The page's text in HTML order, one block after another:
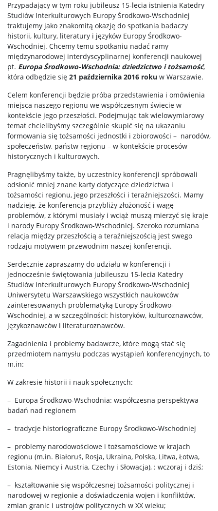
Przypadający w tym roku jubileusz 15-lecia istnienia Katedry
Studiów Interkulturowych Europy Środkowo-Wschodniej
traktujemy jako znakomitą okazję do spotkania badaczy
historii, kultury, literatury i języków Europy Środkowo-
Wschodniej. Chcemy temu spotkaniu nadać ramy
międzynarodowej interdyscyplinarnej konferencji naukowej
pt. Europa Środkowo-Wschodnia: dziedzictwo i tożsamość,
która odbędzie się 21 października 2016 roku w Warszawie.
Celem konferencji będzie próba przedstawienia i omówienia
miejsca naszego regionu we współczesnym świecie w
kontekście jego przeszłości. Podejmując tak wielowymiarowy
temat chcielibyśmy szczególnie skupić się na ukazaniu
formowania się tożsamości jednostki i zbiorowości – narodów,
społeczeństw, państw regionu – w kontekście procesów
historycznych i kulturowych.
Pragnęlibyśmy także, by uczestnicy konferencji spróbowali
odsłonić mniej znane karty dotyczące dziedzictwa i
tożsamości regionu, jego przeszłości i teraźniejszości. Mamy
nadzieję, że konferencja przybliży złożoność i wagę
problemów, z którymi musiały i wciąż muszą mierzyć się kraje
i narody Europy Środkowo-Wschodniej. Szeroko rozumiana
relacja między przeszłością a teraźniejszością jest swego
rodzaju motywem przewodnim naszej konferencji.
Serdecznie zapraszamy do udziału w konferencji i
jednocześnie świętowania jubileuszu 15-lecia Katedry
Studiów Interkulturowych Europy Środkowo-Wschodniej
Uniwersytetu Warszawskiego wszystkich naukowców
zainteresowanych problematyką Europy Środkowo-
Wschodniej, a w szczególności: historyków, kulturoznawców,
językoznawców i literaturoznawców.
Zagadnienia i problemy badawcze, które mogą stać się
przedmiotem namysłu podczas wystąpień konferencyjnych, to
m.in:
W zakresie historii i nauk społecznych:
– Europa Środkowo-Wschodnia: współczesna perspektywa
badań nad regionem
– tradycje historiograficzne Europy Środkowo-Wschodniej
– problemy narodowościowe i tożsamościowe w krajach
regionu (m.in. Białoruś, Rosja, Ukraina, Polska, Litwa, Łotwa,
Estonia, Niemcy i Austria, Czechy i Słowacja), : wczoraj i dziś;
– kształtowanie się współczesnej tożsamości politycznej i
narodowej w regionie a doświadczenia wojen i konfliktów,
zmian granic i ustrojów politycznych w XX wieku;